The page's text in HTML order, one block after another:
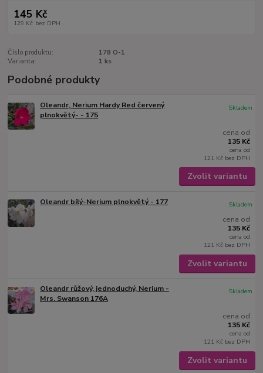
145 Kč
129 Kč bez DPH
Číslo produktu:
178 O-1
Varianta:
1 ks
Podobné produkty
Oleandr, Nerium Hardy Red červený
plnokvětý- - 175
cena od
135 Kč
cena od
121 Kč bez DPH
Skladem
Zvolit variantu
Oleandr bílý-Nerium plnokvětý - 177
cena od
135 Kč
cena od
121 Kč bez DPH
Skladem
Zvolit variantu
Oleandr růžový, jednoduchý, Nerium -
Mrs. Swanson 176A
cena od
135 Kč
cena od
121 Kč bez DPH
Skladem
Zvolit variantu